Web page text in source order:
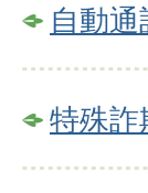
自動
特殊詐